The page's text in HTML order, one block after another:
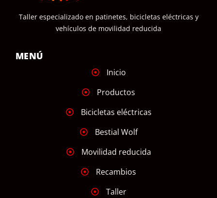
Taller especializado en patinetes, bicicletas eléctricas y
vehículos de movilidad reducida
MENÚ
Inicio
Productos
Bicicletas eléctricas
Bestial Wolf
Movilidad reducida
Recambios
Taller